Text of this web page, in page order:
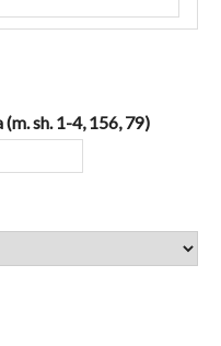
sh. 1-4, 156, 79)